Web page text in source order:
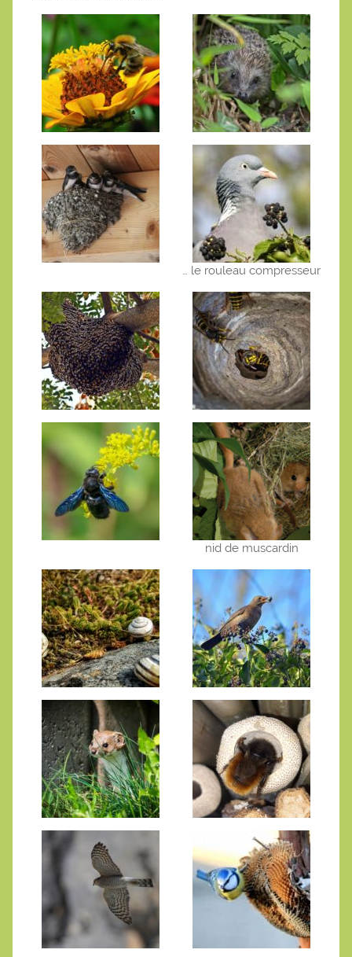
… le rouleau compresseur
nid de muscardin